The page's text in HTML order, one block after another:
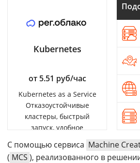
Kubernetes
от 5.51 руб/час
Kubernetes as a Service
Отказоустойчивые
кластеры, быстрый
запуск, удобное
С помощью сервиса Machine
( MCS ), реализованного в